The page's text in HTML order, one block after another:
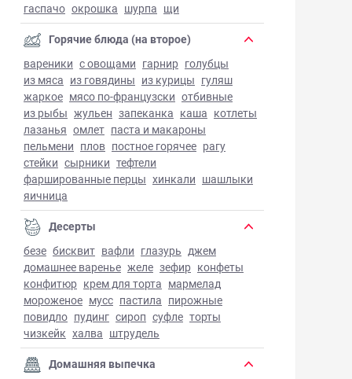
гаспачо окрошка шурпа щи
Горячие блюда (на второе)
вареники с овощами гарнир голубцы
из мяса из говядины из курицы гуляш
жаркое мясо по-французски отбивные
из рыбы жульен запеканка каша котлеты
лазанья омлет паста и макароны
пельмени плов постное горячее рагу
стейки сырники тефтели
фаршированные перцы хинкали шашлыки
яичница
Десерты
безе бисквит вафли глазурь джем
домашнее варенье желе зефир конфеты
конфитюр крем для торта мармелад
мороженое мусс пастила пирожные
повидло пудинг сироп суфле торты
чизкейк халва штрудель
Домашняя выпечка